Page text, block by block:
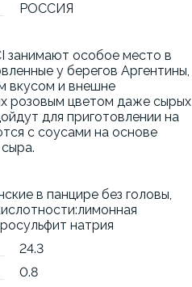
РОССИЯ
занимают особое место в
у берегов Аргентины,
вкусом и внешне
розовым цветом даже сырых
для приготовлении на
с соусами на основе
в панцире без головы,
натрия
24.3
0.8